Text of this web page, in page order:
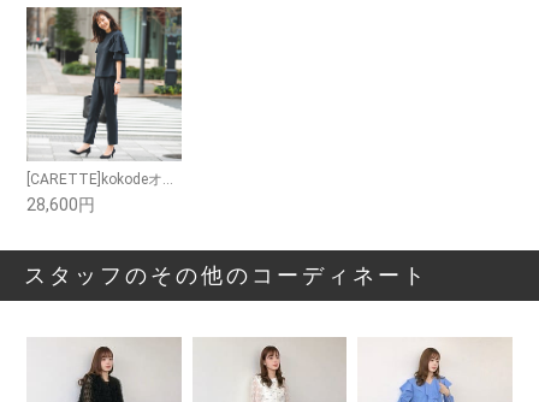
[CARETTE]kokodeオリジナル ネイビーセットアップ(フリル袖)
28,600円
スタッフのその他のコーディネート